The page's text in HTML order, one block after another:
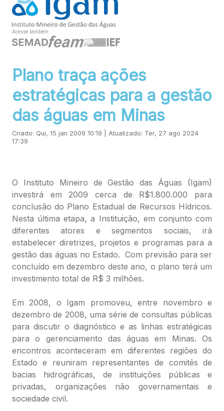
Acesse também
Plano traça ações
estratégicas para a gestão
das águas em Minas
Criado: Qui, 15 jan 2009 10:19 | Atualizado: Ter, 27 ago 2024
17:39
O Instituto Mineiro de Gestão das Águas (Igam)
investirá em 2009 cerca de R$1.800.000 para
conclusão do Plano Estadual de Recursos Hídricos.
Nesta última etapa, a Instituição, em conjunto com
diferentes atores e segmentos sociais, irá
estabelecer diretrizes, projetos e programas para a
gestão das águas no Estado. Com previsão para ser
concluído em dezembro deste ano, o plano terá um
investimento total de R$ 3 milhões.
Em 2008, o Igam promoveu, entre novembro e
dezembro de 2008, uma série de consultas públicas
para discutir o diagnóstico e as linhas estratégicas
para o gerenciamento das águas em Minas. Os
encontros aconteceram em diferentes regiões do
Estado e reuniram representantes de comitês de
bacias hidrográficas, de instituições públicas e
privadas, organizações não governamentais e
sociedade civil.